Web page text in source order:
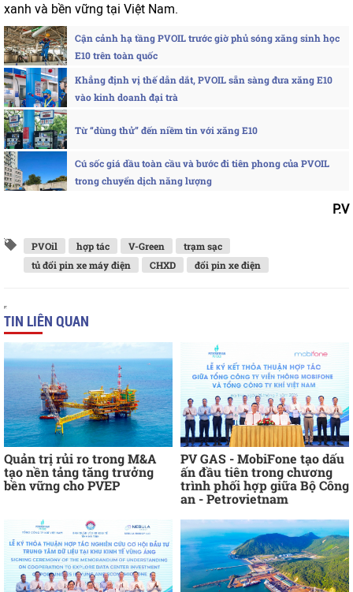
xanh và bền vững tại Việt Nam.
Cận cảnh hạ tầng PVOIL trước giờ phủ sóng xăng sinh học
E10 trên toàn quốc
Khẳng định vị thế dẫn dắt, PVOIL sẵn sàng đưa xăng E10
vào kinh doanh đại trà
Từ “dùng thử” đến niềm tin với xăng E10
Cú sốc giá dầu toàn cầu và bước đi tiên phong của PVOIL
trong chuyển dịch năng lượng
P.V
PVOil hợp tác V-Green
trạm sạc
tủ đổi pin xe máy điện
CHXD đổi pin xe điện
TIN LIÊN QUAN
Quản trị rủi ro trong M&A
tạo nền tảng tăng trưởng
bền vững cho PVEP
PV GAS - MobiFone tạo dấu
ấn đầu tiên trong chương
trình phối hợp giữa Bộ Công
an - Petrovietnam